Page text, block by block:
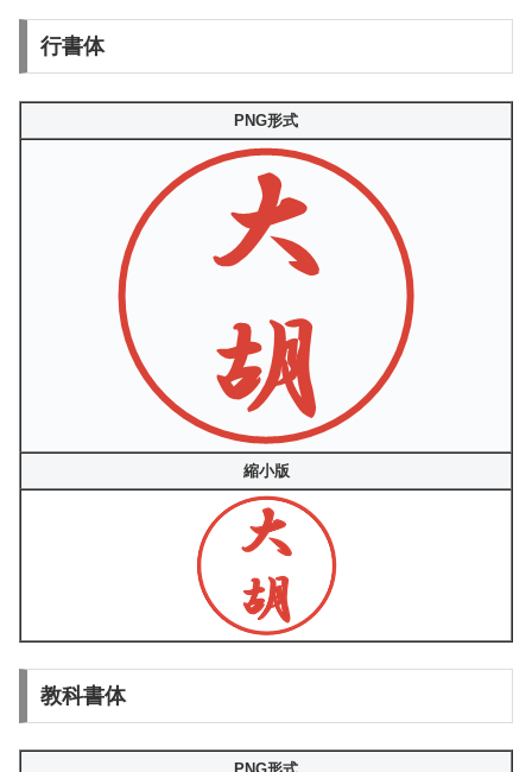
行書体
PNG形式
縮小版
教科書体